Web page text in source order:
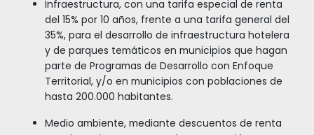
Oportunidades para nuevos hoteles enfocados
segmentos juvenil, senior, corporativo o de
ciudades principales e intermedias.
Entretenimiento:
Mediante el desarrollo de parques temáticos y
eventos.